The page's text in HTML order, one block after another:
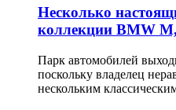
Несколько
коллекции BMW
Парк автомобилей
поскольку владелец
нескольким